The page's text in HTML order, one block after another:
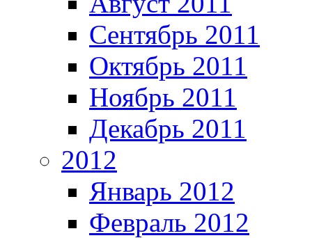
Сентябрь 2011
Октябрь 2011
Ноябрь 2011
Декабрь 2011
2012
Январь 2012
Февраль 2012